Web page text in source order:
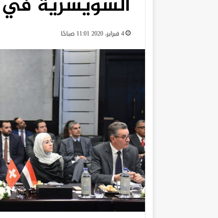
4 فبراير، 2020 11:01 صباحًا